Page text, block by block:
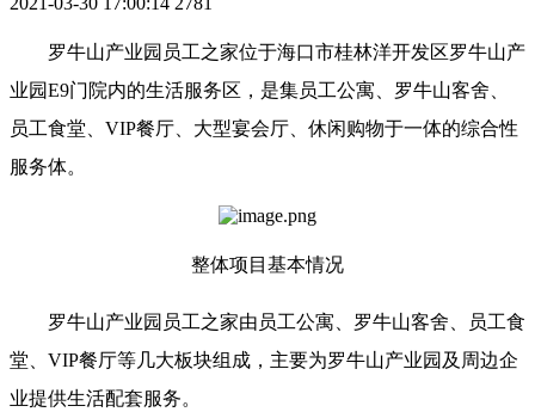
罗牛山产业园员工之家位于海口市桂林洋开发区罗牛山产
业园E9门院内的生活服务区，是集员工公寓、罗牛山客舍、
员工食堂、VIP餐厅、大型宴会厅、休闲购物于一体的综合性
服务体。
整体项目基本情况
罗牛山产业园员工之家由员工公寓、罗牛山客舍、员工食
堂、VIP餐厅等几大板块组成，主要为罗牛山产业园及周边企
业提供生活配套服务。